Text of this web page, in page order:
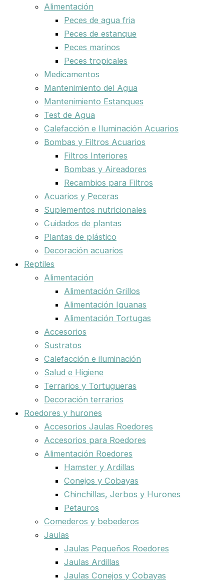
Alimentación
Peces de agua fria
Peces de estanque
Peces marinos
Peces tropicales
Medicamentos
Mantenimiento del Agua
Mantenimiento Estanques
Test de Agua
Calefacción e Iluminación Acuarios
Bombas y Filtros Acuarios
Filtros Interiores
Bombas y Aireadores
Recambios para Filtros
Acuarios y Peceras
Suplementos nutricionales
Cuidados de plantas
Plantas de plástico
Decoración acuarios
Reptiles
Alimentación
Alimentación Grillos
Alimentación Iguanas
Alimentación Tortugas
Accesorios
Sustratos
Calefacción e iluminación
Salud e Higiene
Terrarios y Tortugueras
Decoración terrarios
Roedores y hurones
Accesorios Jaulas Roedores
Accesorios para Roedores
Alimentación Roedores
Hamster y Ardillas
Conejos y Cobayas
Chinchillas, Jerbos y Hurones
Petauros
Comederos y bebederos
Jaulas
Jaulas Pequeños Roedores
Jaulas Ardillas
Jaulas Conejos y Cobayas